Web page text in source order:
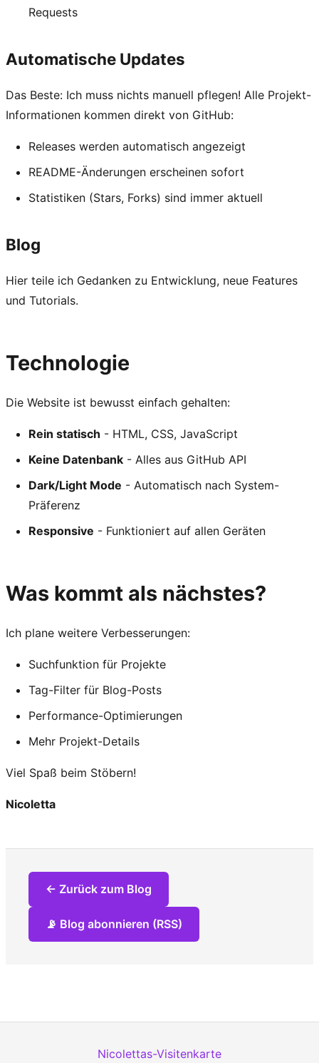
Requests
Automatische Updates
Das Beste: Ich muss nichts manuell pflegen! Alle Projekt-
Informationen kommen direkt von GitHub:
Releases werden automatisch angezeigt
README-Änderungen erscheinen sofort
Statistiken (Stars, Forks) sind immer aktuell
Blog
Hier teile ich Gedanken zu Entwicklung, neue Features
und Tutorials.
Technologie
Die Website ist bewusst einfach gehalten:
Rein statisch - HTML, CSS, JavaScript
Keine Datenbank - Alles aus GitHub API
Dark/Light Mode - Automatisch nach System-
Präferenz
Responsive - Funktioniert auf allen Geräten
Was kommt als nächstes?
Ich plane weitere Verbesserungen:
Suchfunktion für Projekte
Tag-Filter für Blog-Posts
Performance-Optimierungen
Mehr Projekt-Details
Viel Spaß beim Stöbern!
Nicoletta
← Zurück zum Blog
📡 Blog abonnieren (RSS)
Nicolettas-Visitenkarte